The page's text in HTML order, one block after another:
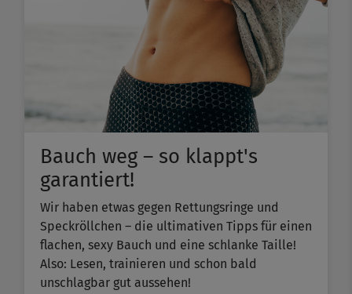
Bauch weg – so klappt's
garantiert!
Wir haben etwas gegen Rettungsringe und
Speckröllchen – die ultimativen Tipps für einen
flachen, sexy Bauch und eine schlanke Taille!
Also: Lesen, trainieren und schon bald
unschlagbar gut aussehen!